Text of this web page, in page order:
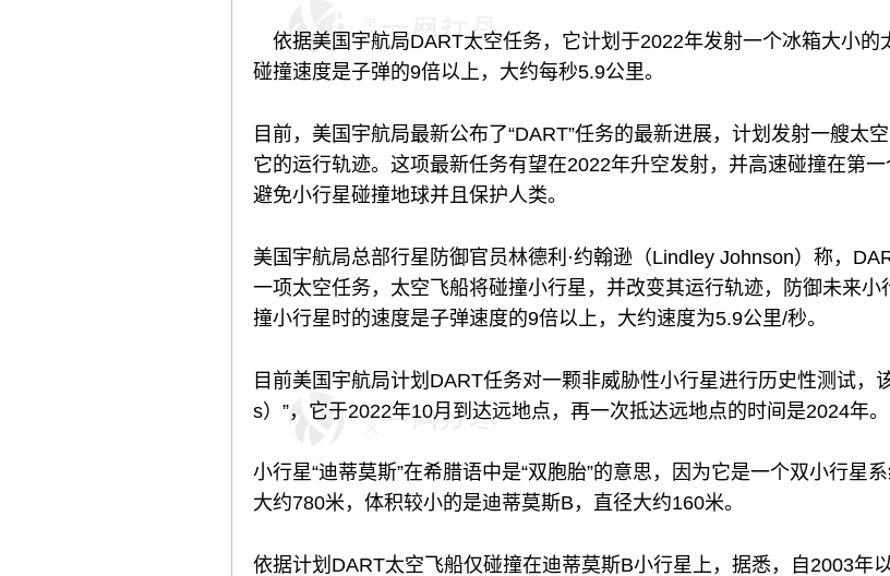
依据美国宇航局DART太空任务，它计划于2022年发射一个冰箱大小的
碰撞速度是子弹的9倍以上，大约每秒5.9公里。
目前，美国宇航局最新公布了“DART”任务的最新进展，计划发射一艘太
它的运行轨迹。这项最新任务有望在2022年升空发射，并高速碰撞在第
避免小行星碰撞地球并且保护人类。
美国宇航局总部行星防御官员林德利·约翰逊（Lindley Johnson）称，
一项太空任务，太空飞船将碰撞小行星，并改变其运行轨迹，防御未来
撞小行星时的速度是子弹速度的9倍以上，大约速度为5.9公里/秒。
目前美国宇航局计划DART任务对一颗非威胁性小行星进行历史性测试，
s）”，它于2022年10月到达远地点，再一次抵达远地点的时间是2024年。
小行星“迪蒂莫斯”在希腊语中是“双胞胎”的意思，因为它是一个双小行星
大约780米，体积较小的是迪蒂莫斯B，直径大约160米。
依据计划DART太空飞船仅碰撞在迪蒂莫斯B小行星上，据悉，自2003年